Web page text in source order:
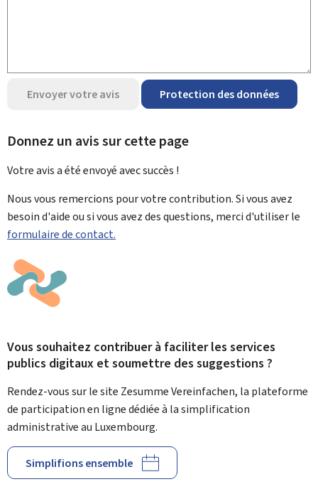
Envoyer votre avis Protection des données
Donnez un avis sur cette page
Votre avis a été envoyé avecsuccès !
Nous vous remercions pour votre contribution. Si vous avez
besoin d'aide ou si vous avez des questions, merci d'utiliser le
formulaire de contact.
Vous souhaitez contribuer à faciliter les services
publics digitaux et soumettre des suggestions ?
Rendez-vous sur le site Zesumme Vereinfachen, la plateforme
de participation en ligne dédiée à la simplification
administrative au Luxembourg.
Simplifions ensemble